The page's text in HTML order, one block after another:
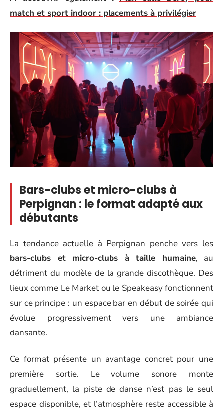
match et sport indoor : placements à privilégier
Bars-clubs et micro-clubs à
Perpignan : le format adapté aux
débutants
La tendance actuelle à Perpignan penche vers les
bars-clubs et micro-clubs à taille humaine, au
détriment du modèle de la grande discothèque. Des
lieux comme Le Market ou le Speakeasy fonctionnent
sur ce principe : un espace bar en début de soirée qui
évolue progressivement vers une ambiance
dansante.
Ce format présente un avantage concret pour une
première sortie. Le volume sonore monte
graduellement, la piste de danse n’est pas le seul
espace disponible, et l’atmosphère reste accessible à